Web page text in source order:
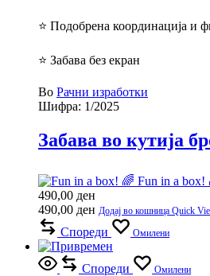
⭐ Подобрена координација и
⭐ Забава без екран
Во Рачни изработки
Шифра: 1/2025
Забава во кутија
Fun in a box!
490,00 ден
490,00 ден Додај во кошница Quick
Спореди Омилени
Спореди Омилени